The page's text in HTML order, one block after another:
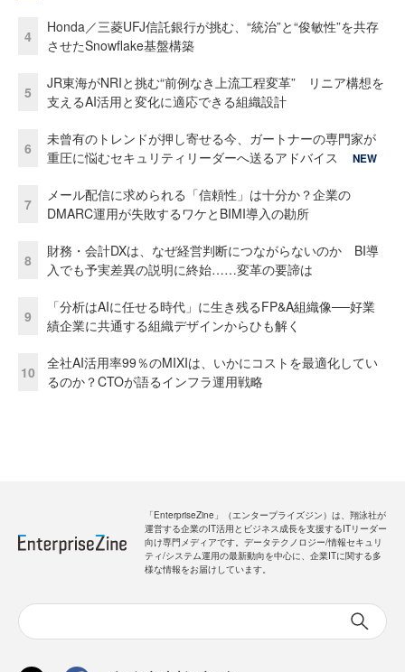
4
Honda／三菱UFJ信託銀行が挑む、“統治”と“俊敏性”を共存
させたSnowflake基盤構築
5
JR東海がNRIと挑む“前例なき上流工程変革” リニア構想を
支えるAI活用と変化に適応できる組織設計
6
未曾有のトレンドが押し寄せる今、ガートナーの専門家が
重圧に悩むセキュリティリーダーへ送るアドバイス
NEW
7
メール配信に求められる「信頼性」は十分か？企業の
DMARC運用が失敗するワケとBIMI導入の勘所
8
財務・会計DXは、なぜ経営判断につながらないのか BI導
入でも予実差異の説明に終始……変革の要諦は
9
「分析はAIに任せる時代」に生き残るFP&A組織像──好業
績企業に共通する組織デザインからひも解く
10
全社AI活用率99％のMIXIは、いかにコストを最適化してい
るのか？CTOが語るインフラ運用戦略
「EnterpriseZine」（エンタープライズジン）は、翔泳社が
運営する企業のIT活用とビジネス成長を支援するITリーダー
向け専門メディアです。データテクノロジー/情報セキュリ
ティ/システム運用の最新動向を中心に、企業ITに関する多
様な情報をお届けしています。